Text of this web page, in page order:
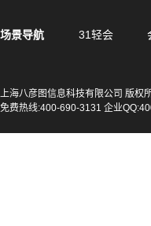
场景导航 31轻会
上海八彦图信息科技有限公司 版权
免费热线:400-690-3131 企业